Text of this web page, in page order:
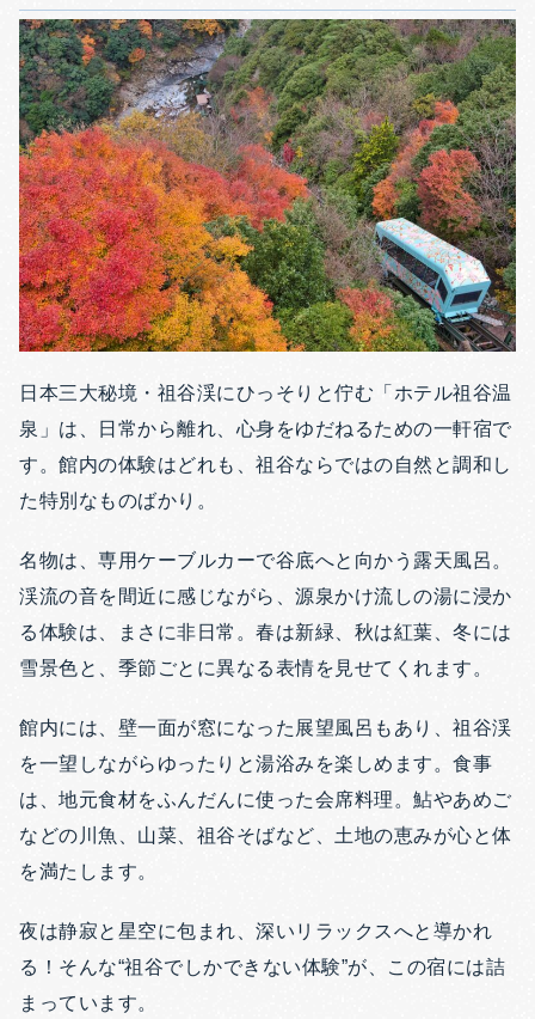
日本三大秘境・祖谷渓にひっそりと佇む「ホテル祖谷温
泉」は、日常から離れ、心身をゆだねるための一軒宿で
す。館内の体験はどれも、祖谷ならではの自然と調和し
た特別なものばかり。
名物は、専用ケーブルカーで谷底へと向かう露天風呂。
渓流の音を間近に感じながら、源泉かけ流しの湯に浸か
る体験は、まさに非日常。春は新緑、秋は紅葉、冬には
雪景色と、季節ごとに異なる表情を見せてくれます。
館内には、壁一面が窓になった展望風呂もあり、祖谷渓
を一望しながらゆったりと湯浴みを楽しめます。食事
は、地元食材をふんだんに使った会席料理。鮎やあめご
などの川魚、山菜、祖谷そばなど、土地の恵みが心と体
を満たします。
夜は静寂と星空に包まれ、深いリラックスへと導かれ
る！そんな“祖谷でしかできない体験”が、この宿には詰
まっています。